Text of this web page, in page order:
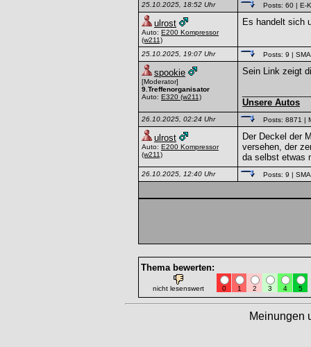
25.10.2025, 18:52 Uhr Posts: 60 | E-
ulrost
Auto: E200 Kompressor
(w211)
Es handelt sich
25.10.2025, 19:07 Uhr Posts: 9 |
spookie
[Moderator]
9.Treffenorganisator
Auto: E320 (w211)
Sein Link zeigt
Unsere Autos
26.10.2025, 02:24 Uhr Posts: 8871 |
ulrost
Auto: E200 Kompressor
(w211)
Der Deckel der
versehen, der
da selbst etwas
26.10.2025, 12:40 Uhr Posts: 9 |
Thema bewerten:
nicht lesenswert 0 1 2 3 4 5
Meinungen